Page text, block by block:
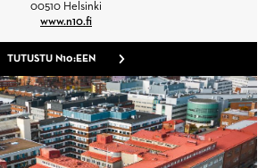
00510 Helsinki
www.n10.fi
TUTUSTU N10:EEN